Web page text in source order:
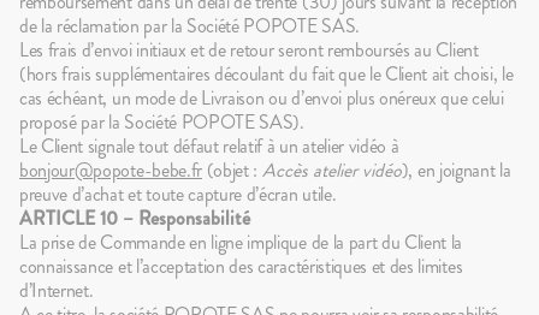
de la réclamation par la Société POPOTE SAS.
Les frais d’envoi initiaux et de retour seront remboursés au Client
(hors frais supplémentaires découlant du fait que le Client ait choisi, le
cas échéant, un mode de Livraison ou d’envoi plus onéreux que celui
proposé par la Société POPOTE SAS).
Le Client signale tout défaut relatif à un atelier vidéo à
bonjour@popote-bebe.fr (objet : Accès atelier vidéo), en joignant la
preuve d’achat et toute capture d’écran utile.
ARTICLE 10 – Responsabilité
La prise de Commande en ligne implique de la part du Client la
connaissance et l’acceptation des caractéristiques et des limites
d’Internet.